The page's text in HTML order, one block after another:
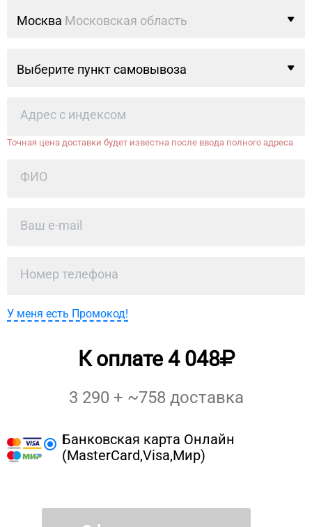
Москва Московская область
Выберите пункт самовывоза
Точная цена доставки будет известна после ввода полного адреса
У меня есть Промокод!
К оплате 4 048
3 290 + ~758 доставка
Банковская карта Онлайн
(MasterCard,Visa,Мир)